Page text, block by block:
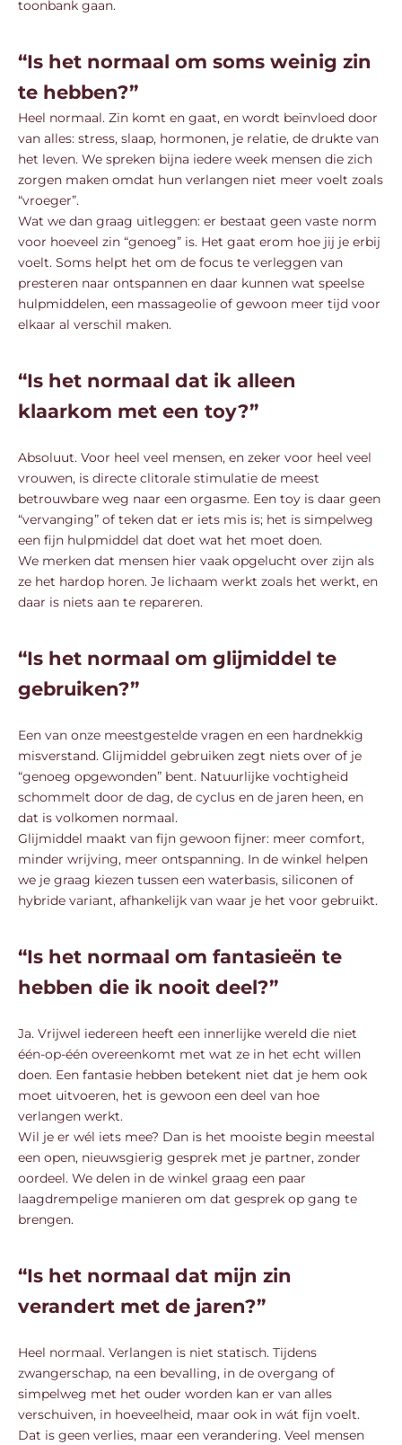
toonbank gaan.
“Is het normaal om soms weinig zin
te hebben?”
Heel normaal. Zin komt en gaat, en wordt beïnvloed door
van alles: stress, slaap, hormonen, je relatie, de drukte van
het leven. We spreken bijna iedere week mensen die zich
zorgen maken omdat hun verlangen niet meer voelt zoals
“vroeger”.
Wat we dan graag uitleggen: er bestaat geen vaste norm
voor hoeveel zin “genoeg” is. Het gaat erom hoe jij je erbij
voelt. Soms helpt het om de focus te verleggen van
presteren naar ontspannen en daar kunnen wat speelse
hulpmiddelen, een massageolie of gewoon meer tijd voor
elkaar al verschil maken.
“Is het normaal dat ik alleen
klaarkom met een toy?”
Absoluut. Voor heel veel mensen, en zeker voor heel veel
vrouwen, is directe clitorale stimulatie de meest
betrouwbare weg naar een orgasme. Een toy is daar geen
“vervanging” of teken dat er iets mis is; het is simpelweg
een fijn hulpmiddel dat doet wat het moet doen.
We merken dat mensen hier vaak opgelucht over zijn als
ze het hardop horen. Je lichaam werkt zoals het werkt, en
daar is niets aan te repareren.
“Is het normaal om glijmiddel te
gebruiken?”
Een van onze meestgestelde vragen en een hardnekkig
misverstand. Glijmiddel gebruiken zegt niets over of je
“genoeg opgewonden” bent. Natuurlijke vochtigheid
schommelt door de dag, de cyclus en de jaren heen, en
dat is volkomen normaal.
Glijmiddel maakt van fijn gewoon fijner: meer comfort,
minder wrijving, meer ontspanning. In de winkel helpen
we je graag kiezen tussen een waterbasis, siliconen of
hybride variant, afhankelijk van waar je het voor gebruikt.
“Is het normaal om fantasieën te
hebben die ik nooit deel?”
Ja. Vrijwel iedereen heeft een innerlijke wereld die niet
één-op-één overeenkomt met wat ze in het echt willen
doen. Een fantasie hebben betekent niet dat je hem ook
moet uitvoeren, het is gewoon een deel van hoe
verlangen werkt.
Wil je er wél iets mee? Dan is het mooiste begin meestal
een open, nieuwsgierig gesprek met je partner, zonder
oordeel. We delen in de winkel graag een paar
laagdrempelige manieren om dat gesprek op gang te
brengen.
“Is het normaal dat mijn zin
verandert met de jaren?”
Heel normaal. Verlangen is niet statisch. Tijdens
zwangerschap, na een bevalling, in de overgang of
simpelweg met het ouder worden kan er van alles
verschuiven, in hoeveelheid, maar ook in wát fijn voelt.
Dat is geen verlies, maar een verandering. Veel mensen